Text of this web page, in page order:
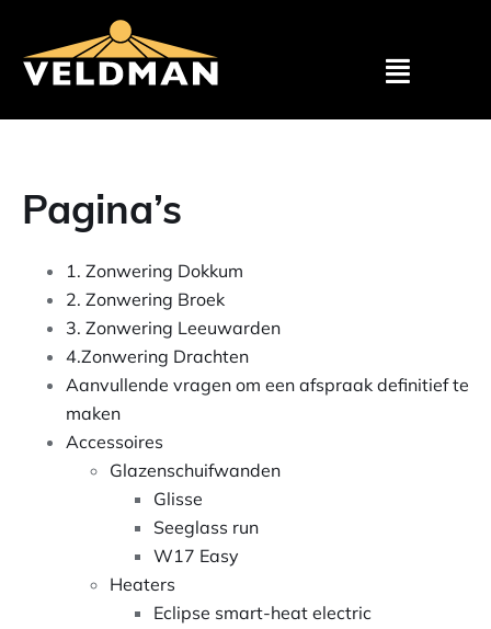
Pagina’s
1. Zonwering Dokkum
2. Zonwering Broek
3. Zonwering Leeuwarden
4.Zonwering Drachten
Aanvullende vragen om een afspraak definitief te
maken
Accessoires
Glazenschuifwanden
Glisse
Seeglass run
W17 Easy
Heaters
Eclipse smart-heat electric